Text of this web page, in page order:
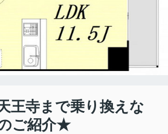
王寺まで乗り換えな
ご紹介★